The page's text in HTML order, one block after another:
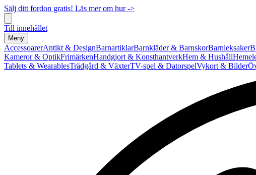
Sälj ditt fordon gratis! Läs mer om hur ->
Till innehållet
Meny
AccessoarerAntikt & DesignBarnartiklarBarnkläder & BarnskorBarnleksaker
Kameror & OptikFrimärkenHandgjort & KonsthantverkHem & Hushåll
Tablets & WearablesTrädgård & VäxterTV-spel & DatorspelVykort & Bilder